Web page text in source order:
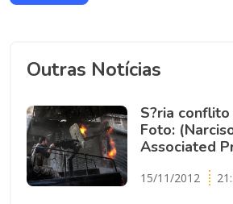
Outras Notícias
S?ria
Foto:
Associated
15/11/2012